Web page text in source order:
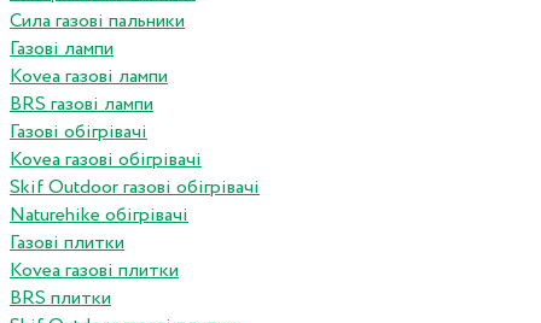
Сила газові пальники
Газові лампи
Kovea газові лампи
BRS газові лампи
Газові обігрівачі
Kovea газові обігрівачі
Skif Outdoor газові обігрівачі
Naturehike обігрівачі
Газові плитки
Kovea газові плитки
BRS плитки